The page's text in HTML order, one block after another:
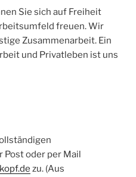
Sie sich auf Freiheit
freuen. Wir
Zusammenarbeit. Ein
und Privatleben ist uns
oder per Mail
zu. (Aus